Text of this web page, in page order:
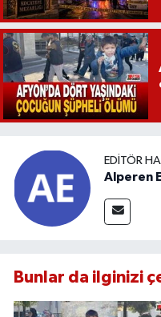
EDITÖR
Alperen
Bunlar da ilginizi